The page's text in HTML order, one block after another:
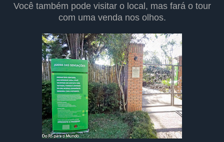
Você também pode visitar o local, mas fará o tour
com uma venda nos olhos.